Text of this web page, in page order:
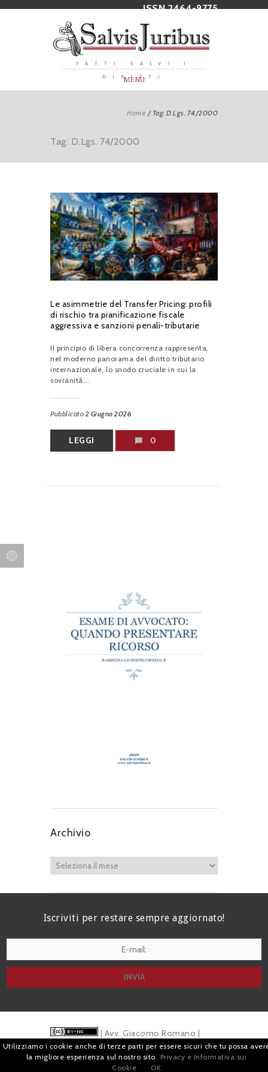
ISSN 2464-9775
FATTI SALVI I
DIRITTI
MENU
Home / Tag: D.Lgs. 74/2000
Tag: D.Lgs. 74/2000
Le asimmetrie del Transfer Pricing: profili
di rischio tra pianificazione fiscale
aggressiva e sanzioni penali-tributarie
Il principio di libera concorrenza rappresenta,
nel moderno panorama del diritto tributario
internazionale, lo snodo cruciale in cui la
sovranità...
Pubblicato 2 Giugno 2026
LEGGI 0
Archivio
Iscriviti per restare sempre aggiornato!
| Avv. Giacomo Romano |
Piazza di Campitelli, 2 - 00186 Roma | P.I.
Utilizziamo i cookie anche di terze parti per essere sicuri che tu possa
la migliore esperienza sul nostro sito
Privacy e Informativa sui
Cookie
OK